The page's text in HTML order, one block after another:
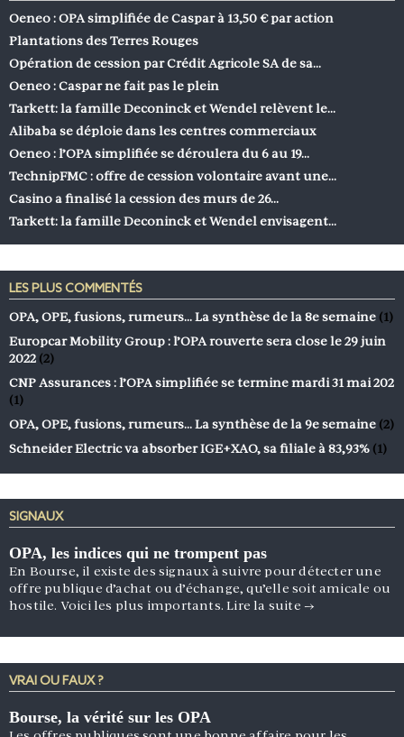
Oeneo : OPA simplifiée de Caspar à 13,50 € par action
Plantations des Terres Rouges
Opération de cession par Crédit Agricole SA de sa…
Oeneo : Caspar ne fait pas le plein
Tarkett: la famille Deconinck et Wendel relèvent le…
Alibaba se déploie dans les centres commerciaux
Oeneo : l’OPA simplifiée se déroulera du 6 au 19…
TechnipFMC : offre de cession volontaire avant une…
Casino a finalisé la cession des murs de 26…
Tarkett: la famille Deconinck et Wendel envisagent…
LES PLUS COMMENTÉS
OPA, OPE, fusions, rumeurs… La synthèse de la 8e semaine (1)
Europcar Mobility Group : l’OPA rouverte sera close le 29 juin
2022 (2)
CNP Assurances : l’OPA simplifiée se termine mardi 31 mai 202
(1)
OPA, OPE, fusions, rumeurs… La synthèse de la 9e semaine (2)
Schneider Electric va absorber IGE+XAO, sa filiale à 83,93% (1)
SIGNAUX
OPA, les indices qui ne trompent pas
En Bourse, il existe des signaux à suivre pour détecter une
offre publique d’achat ou d’échange, qu’elle soit amicale ou
hostile. Voici les plus importants.Lire la suite →
VRAI OU FAUX ?
Bourse, la vérité sur les OPA